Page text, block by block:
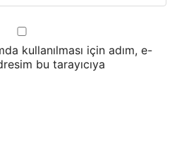
kullanılması için adım, e-
bu tarayıcıya